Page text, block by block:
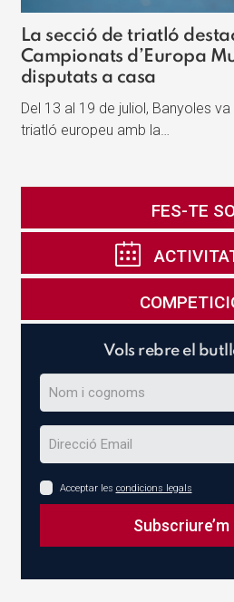
La secció de triatló
Campionats d’Europa
disputats a casa
Del 13 al 19 de juliol, Banyoles va
triatló europeu amb la…
FES-TE
Vols rebre el
Acceptar les condicions legals
Subscriure’m